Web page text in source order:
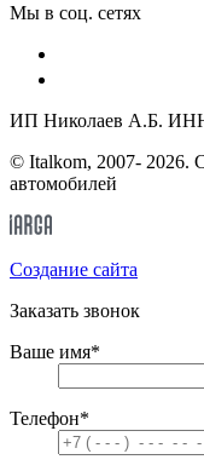
Мы в соц. сетях
ИП Николаев А.Б. ИНН
© Italkom, 2007- 2026.
автомобилей
Cоздание сайта
Заказать звонок
Ваше имя*
Телефон*